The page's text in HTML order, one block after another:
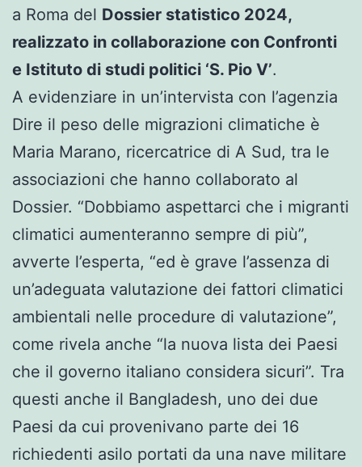
a Roma del Dossier statistico 2024,
realizzato in collaborazione con Confronti
e Istituto di studi politici ‘S. Pio V’.
A evidenziare in un’intervista con l’agenzia
Dire il peso delle migrazioni climatiche è
Maria Marano, ricercatrice di A Sud, tra le
associazioni che hanno collaborato al
Dossier. “Dobbiamo aspettarci che i migranti
climatici aumenteranno sempre di più”,
avverte l’esperta, “ed è grave l’assenza di
un’adeguata valutazione dei fattori climatici
ambientali nelle procedure di valutazione”,
come rivela anche “la nuova lista dei Paesi
che il governo italiano considera sicuri”. Tra
questi anche il Bangladesh, uno dei due
Paesi da cui provenivano parte dei 16
richiedenti asilo portati da una nave militare